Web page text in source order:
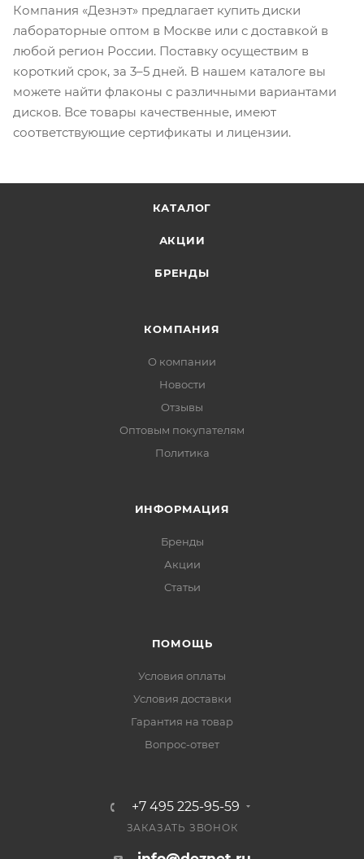
Компания «Дезнэт» предлагает купить диски
лабораторные оптом в Москве или с доставкой в
любой регион России. Поставку осуществим в
короткий срок, за 3–5 дней. В нашем каталоге вы
можете найти флаконы с различными вариантами
дисков. Все товары качественные, имеют
соответствующие сертификаты и лицензии.
КАТАЛОГ
АКЦИИ
БРЕНДЫ
КОМПАНИЯ
О компании
Новости
Отзывы
Оптовым покупателям
Политика
ИНФОРМАЦИЯ
Бренды
Акции
Статьи
ПОМОЩЬ
Условия оплаты
Условия доставки
Гарантия на товар
Вопрос-ответ
+7 495 225-95-59
ЗАКАЗАТЬ ЗВОНОК